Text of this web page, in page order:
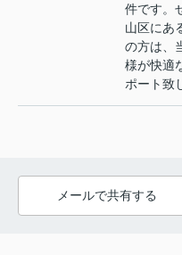
件です。
山区にあ
の方は、
様が快適
ポート致
メールで共有する